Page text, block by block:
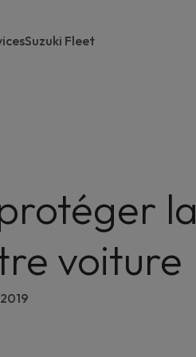
Suzuki Fleet
la
voiture